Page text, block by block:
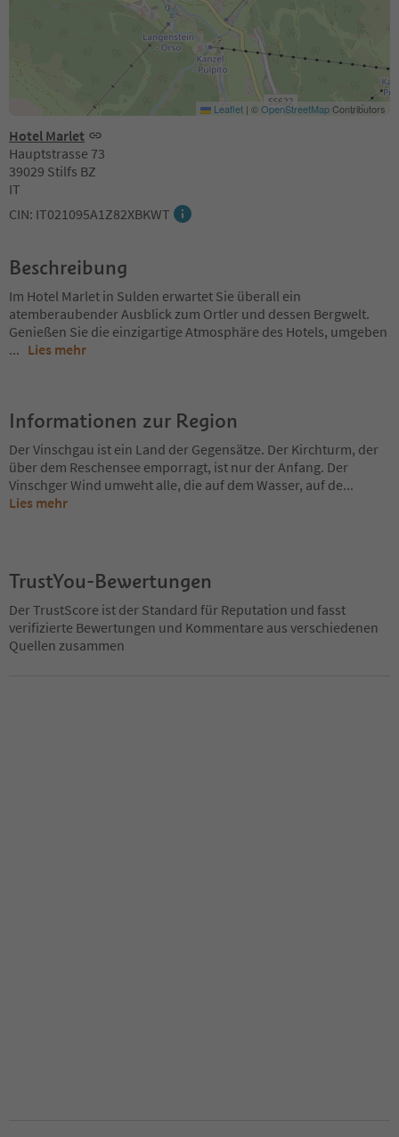
Hotel Marlet
Hauptstrasse 73
39029 Stilfs BZ
IT
CIN: IT021095A1Z82XBKWT
Leaflet | ©OpenStreetMapContributors
Beschreibung
Im Hotel Marlet in Sulden erwartet Sie überall ein
atemberaubender Ausblick zum Ortler und dessen Bergwelt.
Genießen Sie die einzigartige Atmosphäre des Hotels, umgeben
... Lies mehr
Informationen zur Region
Der Vinschgau ist ein Land der Gegensätze. Der Kirchturm, der
über dem Reschensee emporragt, ist nur der Anfang. Der
Vinschger Wind umweht alle, die auf dem Wasser, auf de...
Lies mehr
TrustYou-Bewertungen
Der TrustScore ist der Standard für Reputation und fasst
verifizierte Bewertungen und Kommentare aus verschiedenen
Quellen zusammen